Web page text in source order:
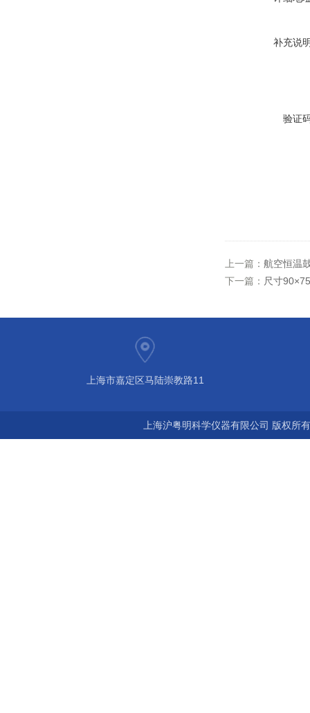
补充说
验证
上一篇： 航空恒温
下一篇： 尺寸
上海市嘉定区马陆崇教路11
上海沪粤明科学仪器有限公司 版权所